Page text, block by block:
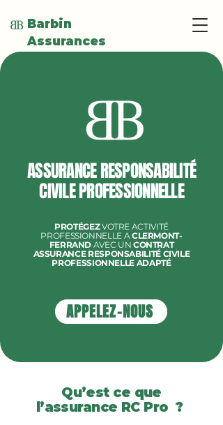
Barbin
Assurances
ASSURANCE RESPONSABILITÉ
CIVILE PROFESSIONNELLE
PROTÉGEZVOTRE ACTIVITÉ
PROFESSIONNELLE ACLERMONT-
FERRAND AVEC UN CONTRAT
ASSURANCE RESPONSABILITÉ CIVILE
PROFESSIONNELLE ADAPTÉ
APPELEZ-NOUS
Qu’est ce que
l’assurance RC Pro ?